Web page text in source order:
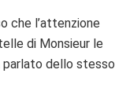
che l’attenzione
di Monsieur le
parlato dello stesso